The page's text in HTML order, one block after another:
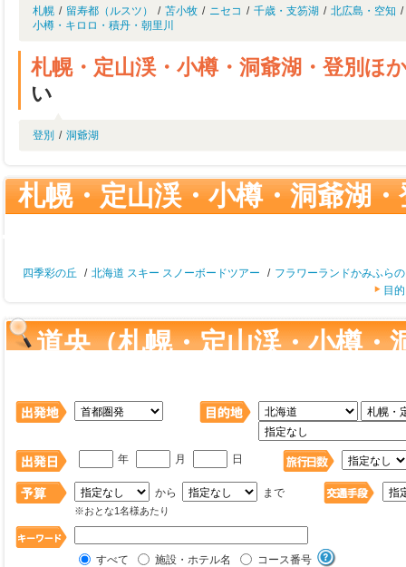
札幌 / 留寿都（ルスツ） / 苫小牧 / ニセコ / 千歳・支笏湖 / 北広島・空知 /
小樽・キロロ・積丹・朝里川
札幌・定山渓・小樽・洞爺湖・登別ほ
い
登別 / 洞爺湖
札幌・定山渓・小樽・洞爺湖
四季彩の丘 / 北海道 スキー スノーボードツアー / フラワーランドかみふらの
目
道央（札幌・定山渓・小樽・
年 月 日
から まで
※おとな1名様あたり
すべて 施設・ホテル名 コース番号